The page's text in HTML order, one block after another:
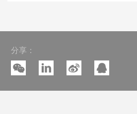
分享：